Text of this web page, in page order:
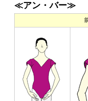
≪アン・バー≫